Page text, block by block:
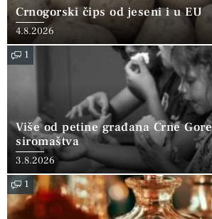
Crnogorski čips od jeseni i u EU
4.8.2026
1
Više od petine građana Crne
siromaštva
3.8.2026
1